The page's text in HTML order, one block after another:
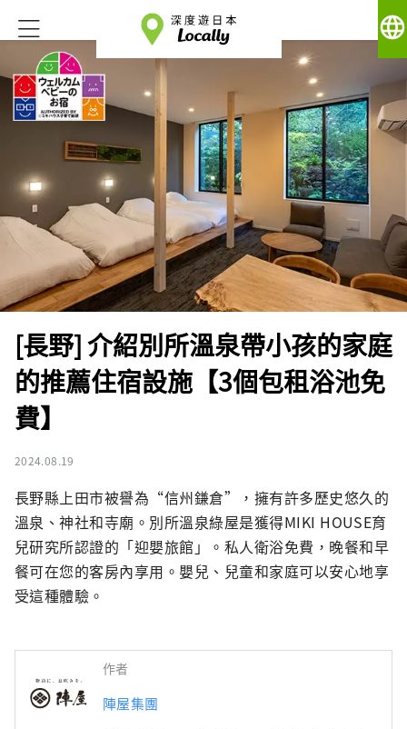
language
[長野] 介紹別所溫泉帶小孩的家庭
的推薦住宿設施【3個包租浴池免
費】
2024.08.19
長野縣上田市被譽為“信州鎌倉”，擁有許多歷史悠久的
溫泉、神社和寺廟。別所溫泉綠屋是獲得MIKI HOUSE育
兒研究所認證的「迎嬰旅館」。私人衛浴免費，晚餐和早
餐可在您的客房內享用。嬰兒、兒童和家庭可以安心地享
受這種體驗。
作者
陣屋集團